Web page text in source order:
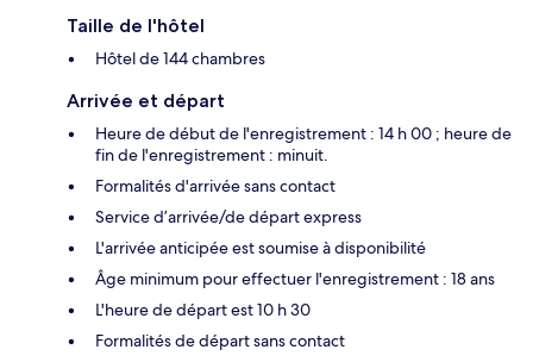
Taille de l'hôtel
Hôtel de 144 chambres
Arrivée et départ
Heure de début de l'enregistrement : 14 h 00 ; heure de
fin de l'enregistrement : minuit.
Formalités d'arrivée sans contact
Service d’arrivée/de départ express
L'arrivée anticipée est soumise à disponibilité
Âge minimum pour effectuer l'enregistrement : 18 ans
L'heure de départ est 10 h 30
Formalités de départ sans contact